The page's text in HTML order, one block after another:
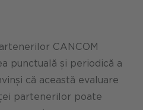
CANCOM
punctuală și periodică a
că această evaluare
partenerilor poate